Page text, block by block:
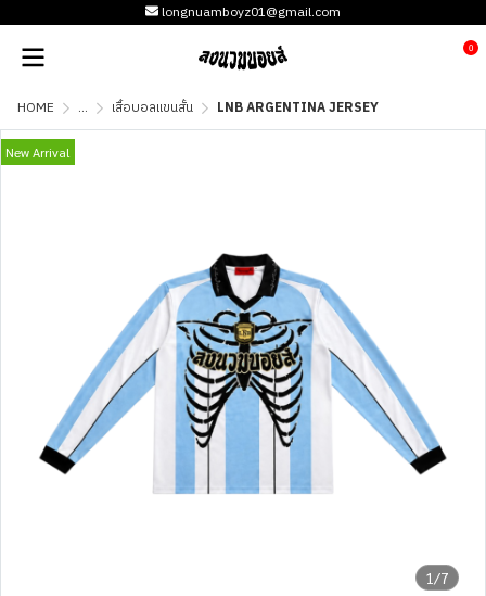
longnuamboyz01@gmail.com
0
HOME ... เสื้อบอลแขนสั้น LNB ARGENTINA JERSEY
1/7
New Arrival